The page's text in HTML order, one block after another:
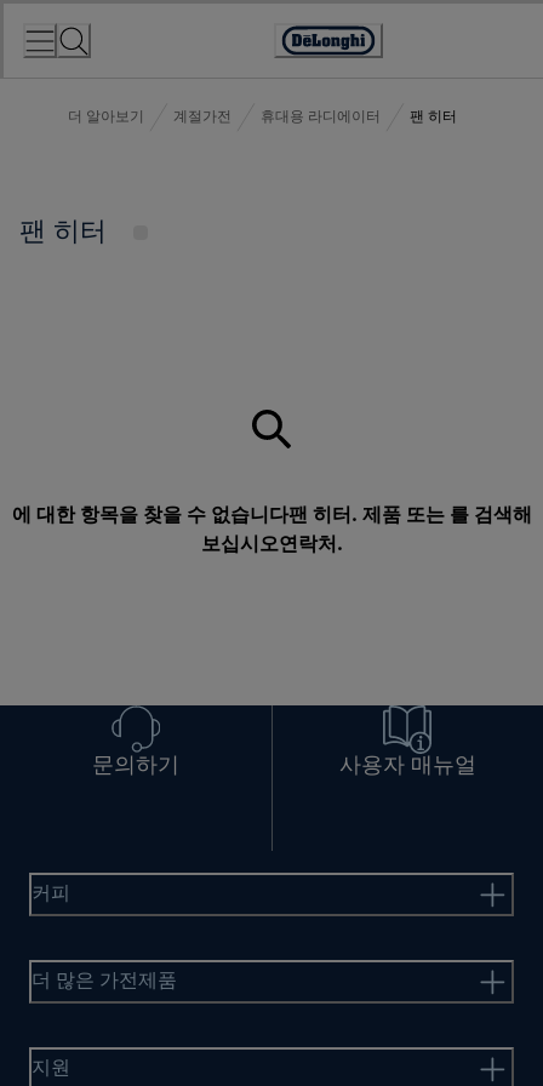
Accessibility
더 알아보기 계절가전 휴대용 라디에이터 팬 히터
팬 히터
에 대한 항목을 찾을 수 없습니다팬 히터. 제품 또는 를 검색해
보십시오연락처 .
문의하기 사용자 매뉴얼
커피
더 많은 가전제품
지원